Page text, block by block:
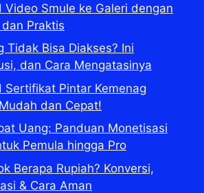
Video Smule ke Galeri dengan
Praktis
Tidak Bisa Diakses? Ini
dan Cara Mengatasinya
Sertifikat Pintar Kemenag
dan Cepat!
Uang: Panduan Monetisasi
Pemula hingga Pro
Berapa Rupiah? Konversi,
& Cara Aman